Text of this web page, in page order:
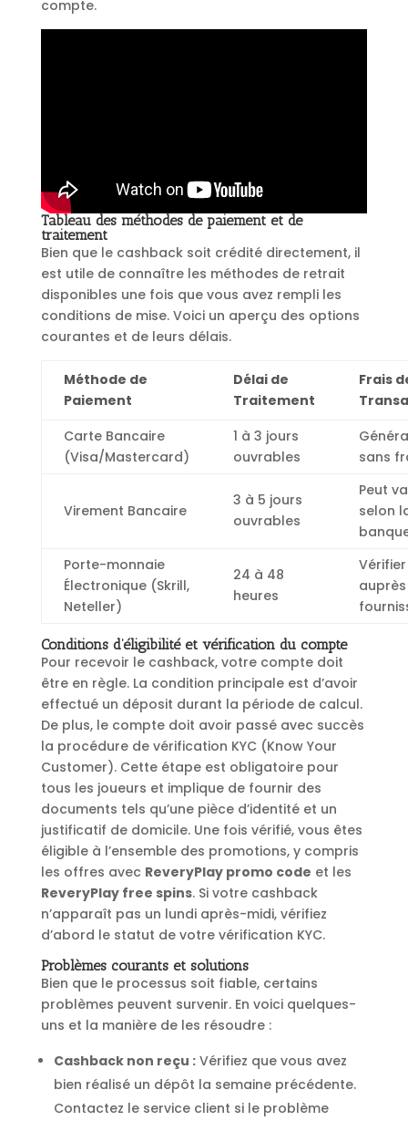
compte.
Tableau des méthodes de paiement et de
traitement
Bien que le cashback soit crédité directement, il
est utile de connaître les méthodes de retrait
disponibles une fois que vous avez rempli les
conditions de mise. Voici un aperçu des options
courantes et de leurs délais.
Méthode de
Paiement
Délai de
Traitement
Frais
Carte Bancaire
(Visa/Mastercard)
1 à 3 jours
ouvrables
sans
Virement Bancaire
3 à 5 jours
ouvrables
Peut
selon
Porte-monnaie
Électronique (Skrill,
Neteller)
24 à 48
heures
Vérifier
Conditions d’éligibilité et vérification du compte
Pour recevoir le cashback, votre compte doit
être en règle. La condition principale est d’avoir
effectué un déposit durant la période de calcul.
De plus, le compte doit avoir passé avec succès
la procédure de vérification KYC (Know Your
Customer). Cette étape est obligatoire pour
tous les joueurs et implique de fournir des
documents tels qu’une pièce d’identité et un
justificatif de domicile. Une fois vérifié, vous êtes
éligible à l’ensemble des promotions, y compris
les offres avec ReveryPlay promo code et les
ReveryPlay free spins. Si votre cashback
n’apparaît pas un lundi après-midi, vérifiez
d’abord le statut de votre vérification KYC.
Problèmes courants et solutions
Bien que le processus soit fiable, certains
problèmes peuvent survenir. En voici quelques-
uns et la manière de les résoudre :
Cashback non reçu :Vérifiez que vous avez
bien réalisé un dépôt la semaine précédente.
Contactez le service client si le problème